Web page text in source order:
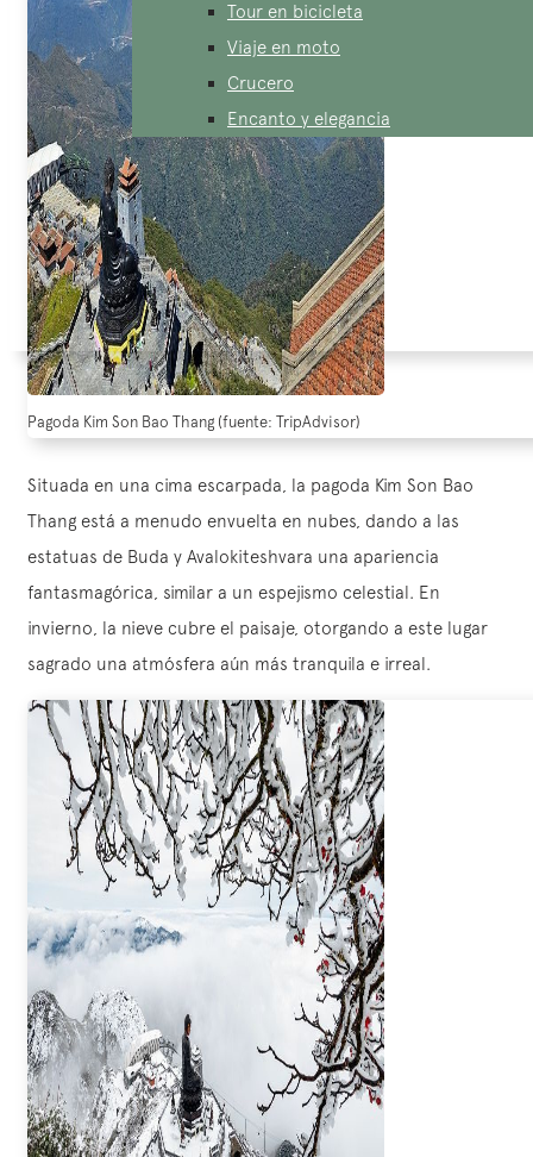
Tour en bicicleta
Viaje en moto
Crucero
Encanto y elegancia
Pagoda Kim Son Bao Thang (fuente: TripAdvisor)
Situada en una cima escarpada, la pagoda Kim Son Bao
Thang está a menudo envuelta en nubes, dando a las
estatuas de Buda y Avalokiteshvara una apariencia
fantasmagórica, similar a un espejismo celestial. En
invierno, la nieve cubre el paisaje, otorgando a este lugar
sagrado una atmósfera aún más tranquila e irreal.